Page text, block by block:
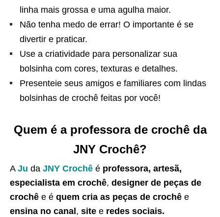
linha mais grossa e uma agulha maior.
Não tenha medo de errar! O importante é se
divertir e praticar.
Use a criatividade para personalizar sua
bolsinha com cores, texturas e detalhes.
Presenteie seus amigos e familiares com lindas
bolsinhas de crochê feitas por você!
Quem é a professora de crochê da
JNY Crochê?
A Ju da JNY Crochê é professora, artesã,
especialista em crochê, designer de peças de
crochê e é quem cria as peças de crochê e
ensina no canal , site e redes sociais.